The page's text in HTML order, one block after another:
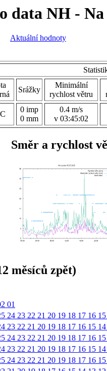
data NH - Na
Aktuální hodnoty
Srážky
Minimální
rychlost větru
0 imp
0 mm
0.4 m/s
v 03:45:02
Směr a rychlost
měsíců zpět)
01
24 23 22 21 20 19 18 17 16
23 22 21 20 19 18 17 16 15
24 23 22 21 20 19 18 17 16
23 22 21 20 19 18 17 16 15
24 23 22 21 20 19 18 17 16